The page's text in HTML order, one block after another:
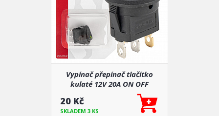
Vypínač přepínač tlačítko
kulaté 12V 20A ON OFF
podsvícení zelené
20 Kč
SKLADEM 3 KS